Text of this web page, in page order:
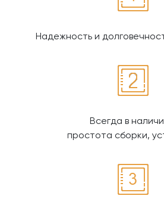
Надежность и
Всегда в
простота сборки,